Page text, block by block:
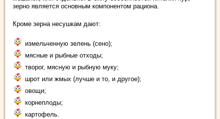
зерно является основным компонентом рациона.
Кроме зерна несушкам дают:
измельченную зелень (сено);
мясные и рыбные отходы;
творог, мясную и рыбную муку;
шрот или жмых (лучше и то, и другое);
овощи;
корнеплоды;
картофель.